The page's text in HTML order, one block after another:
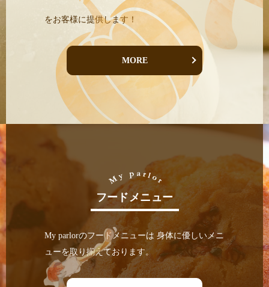
をお客様に提供します！
MORE
フードメニュー
My parlorのフードメニューは身体に優しいメニ
ューを取り揃えております。